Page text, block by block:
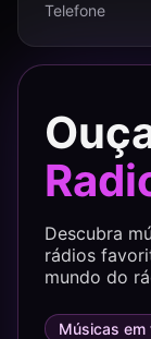
Telefone
Descubra
rádios
mundo do
Músicas em